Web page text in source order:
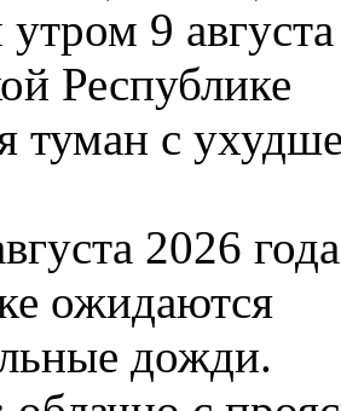
9
Республике
туман с
2026
ожидаются
дожди.